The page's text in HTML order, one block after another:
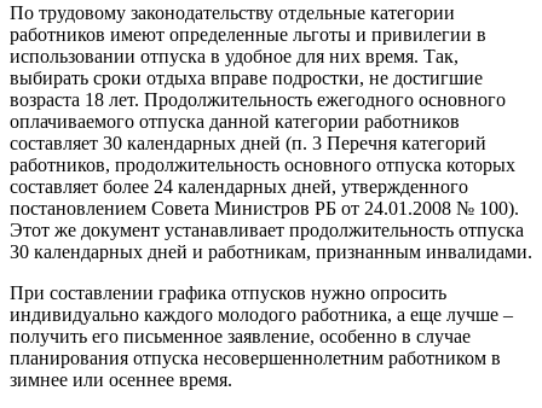
По трудовому законодательству отдельные категории
работников имеют определенные льготы и привилегии в
использовании отпуска в удобное для них время. Так,
выбирать сроки отдыха вправе подростки, не достигшие
возраста 18 лет. Продолжительность ежегодного основного
оплачиваемого отпуска данной категории работников
составляет 30 календарных дней (п. 3 Перечня категорий
работников, продолжительность основного отпуска которых
составляет более 24 календарных дней, утвержденного
постановлением Совета Министров РБ от 24.01.2008 № 100).
Этот же документ устанавливает продолжительность отпуска
30 календарных дней и работникам, признанным инвалидами.
При составлении графика отпусков нужно опросить
индивидуально каждого молодого работника, а еще лучше –
получить его письменное заявление, особенно в случае
планирования отпуска несовершеннолетним работником в
зимнее или осеннее время.